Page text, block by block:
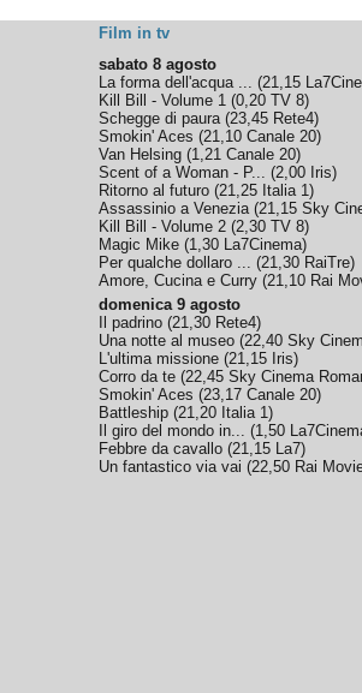
Film in tv
sabato 8 agosto
La forma dell'acqua ... (21,15
Kill Bill - Volume 1 (0,20 TV 8)
Schegge di paura(23,45 Rete4)
Smokin' Aces (21,10 Canale 20)
Van Helsing (1,21 Canale 20)
Scent of a Woman - P... (2,00 Iris)
Ritorno al futuro (21,25 Italia 1)
Assassinio a Venezia(21,15 Sky
Kill Bill - Volume 2 (2,30 TV 8)
Magic Mike (1,30 La7Cinema)
Per qualche dollaro ... (21,30 RaiTre)
Amore, Cucina e Curry (21,10 Rai
domenica 9 agosto
Il padrino (21,30 Rete4)
Una notte al museo (22,40 Sky
L'ultima missione (21,15 Iris)
Corro da te (22,45 Sky Cinema
Smokin' Aces (23,17 Canale 20)
Battleship (21,20 Italia 1)
Il giro del mondo in... (1,50
Febbre da cavallo (21,15 La7)
Un fantastico via vai (22,50 Rai